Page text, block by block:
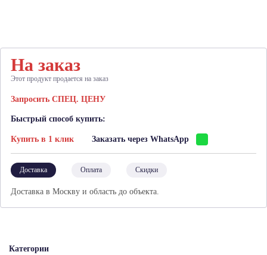
Категории
На заказ
Этот продукт продается на заказ
Запросить СПЕЦ. ЦЕНУ
Быстрый способ купить:
Купить в 1 клик Заказать через WhatsApp
Доставка Оплата Скидки
Доставка в Москву и область до объекта.